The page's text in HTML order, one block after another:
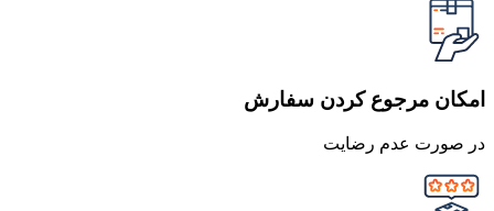
امکان مرجوع کردن سفارش
در صورت عدم رضایت